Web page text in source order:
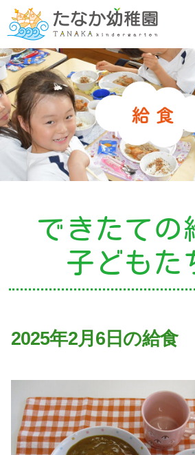
在園生向け
・資料ダウンロード
・園からのお便り
・動画
お知らせ
・ニュース
・ブログ
・園の特色
・自慢の給食
・アクセス
できたての
子どもた
2025年2月6日の給食